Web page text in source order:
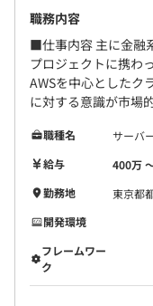
案件により異なり
を組み案件に参画
連絡や状況確認も
となっており、コ
ります。
職務内容
■仕事内容 主に金融
プロジェクトに携わ
AWSを中心としたク
に対する意識が市場
職種名
サーバ
給与
400万
勤務地
東京都
開発環境
フレームワー
ク